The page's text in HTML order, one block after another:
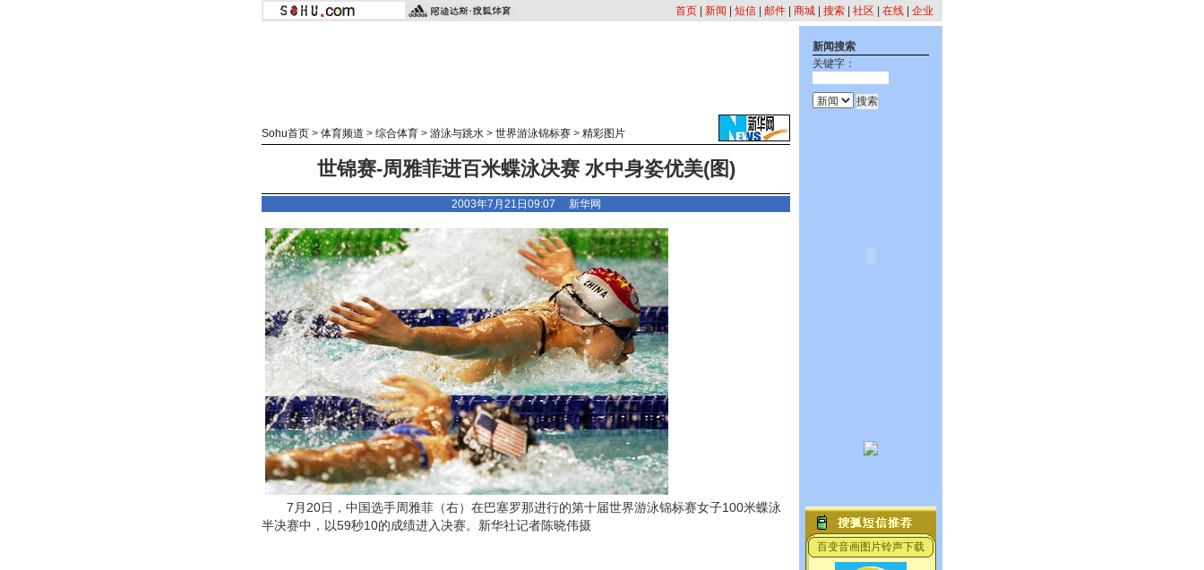
首页 新闻 短信 邮件 商城 搜索 社区 在线 企业
Sohu首页 > 体育频道 > 综合体育 > 游泳与跳水 > 世界游泳锦标赛 > 精彩图片
世锦赛-周雅菲进百米蝶泳决赛 水中身姿优美(图)
2003年7月21日09:07 新华网
7月20日，中国选手周雅菲（右）在巴塞罗那进行的第十届世界游泳锦标赛女子100米蝶泳
半决赛中，以59秒10的成绩进入决赛。 新华社记者陈晓伟摄
新闻搜索
关键字：
百变音画图片铃声下载